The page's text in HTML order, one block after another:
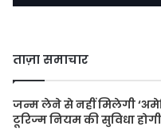
ताज़ा समाचार
जन्म लेने से नहीं मिलेगी
टूरिज्म नियम की सुविधा